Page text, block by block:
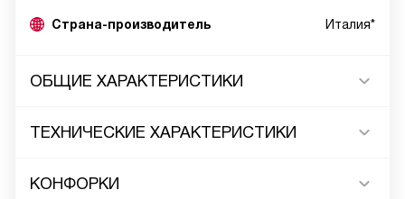
Страна-производитель Италия*
ОБЩИЕ ХАРАКТЕРИСТИКИ
ТЕХНИЧЕСКИЕ ХАРАКТЕРИСТИКИ
КОНФОРКИ